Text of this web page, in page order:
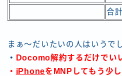
合計
まぁ〜だいたいの人はいうで
・ Docomo解約するだけでい
・ iPhoneをMNPしてもう少